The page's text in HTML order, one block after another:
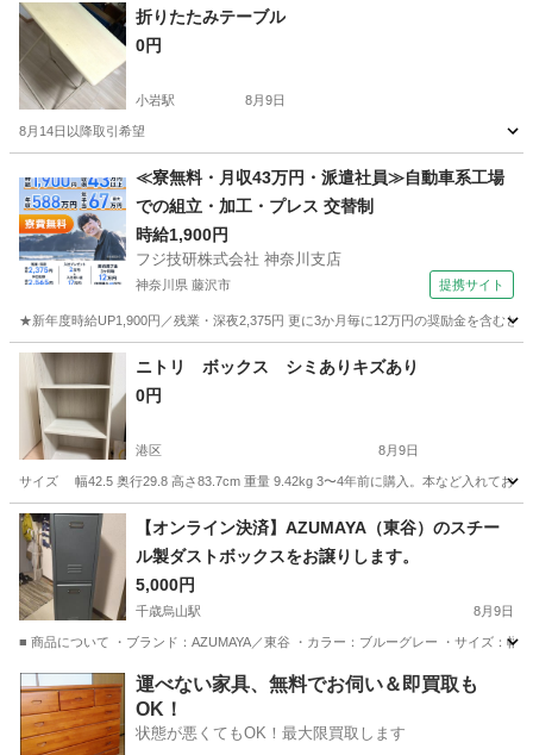
折りたたみテーブル
0円
小岩駅 8月9日
8月14日以降取引希望
小岩駅 テーブル
≪寮無料・月収43万円・派遣社員≫自動車系工場
での組立・加工・プレス 交替制
時給1,900円
フジ技研株式会社 神奈川支店
神奈川県 藤沢市 提携サイト
★新年度時給UP1,900円／残業・深夜2,375円 更に3か月毎に12万円の奨励金を含む
神奈川 藤沢市 その他
ニトリ ボックス シミありキズあり
0円
港区 8月9日
サイズ 幅42.5 奥行29.8 高さ83.7cm 重量 9.42kg 3〜4年前に購入。本など入れてお
東京 港区 収納家具
【オンライン決済】AZUMAYA（東谷）のスチー
ル製ダストボックスをお譲りします。
5,000円
千歳烏山駅 8月9日
■ 商品について ・ブランド：AZUMAYA／東谷 ・カラー：ブルーグレー ・サイズ：
東京 世田谷区 千歳烏山駅 収納家具 AZU
運べない家具、無料でお伺い＆即買取も
OK！
状態が悪くてもOK！最大限買取します